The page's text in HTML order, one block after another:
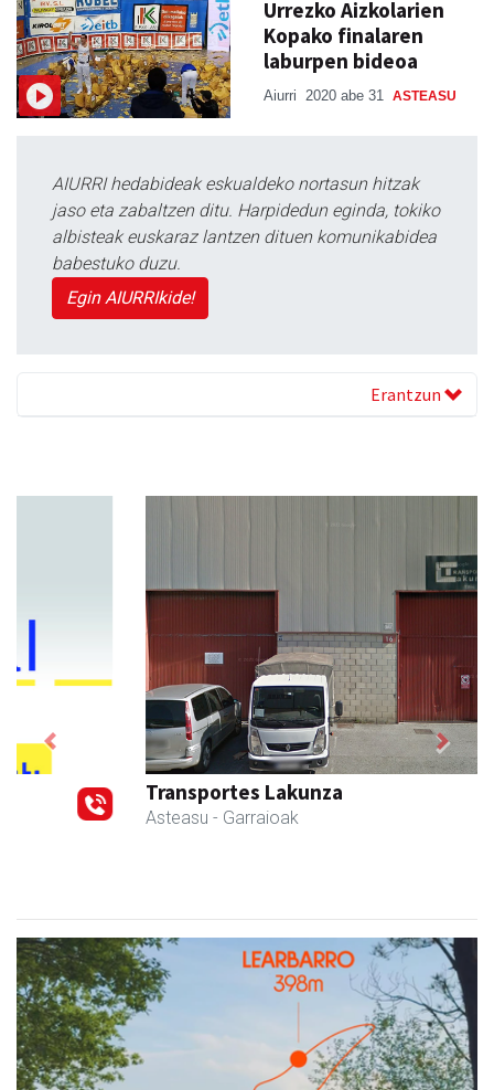
Urrezko Aizkolarien
Kopako finalaren
laburpen bideoa
Aiurri 2020 abe 31 ASTEASU
AIURRI hedabideak eskualdeko nortasun hitzak
jaso eta zabaltzen ditu. Harpidedun eginda, tokiko
albisteak euskaraz lantzen dituen komunikabidea
babestuko duzu.
Egin AIURRIkide!
Erantzun
Transportes Lakunza
Asteasu - Garraioak
Previous Next